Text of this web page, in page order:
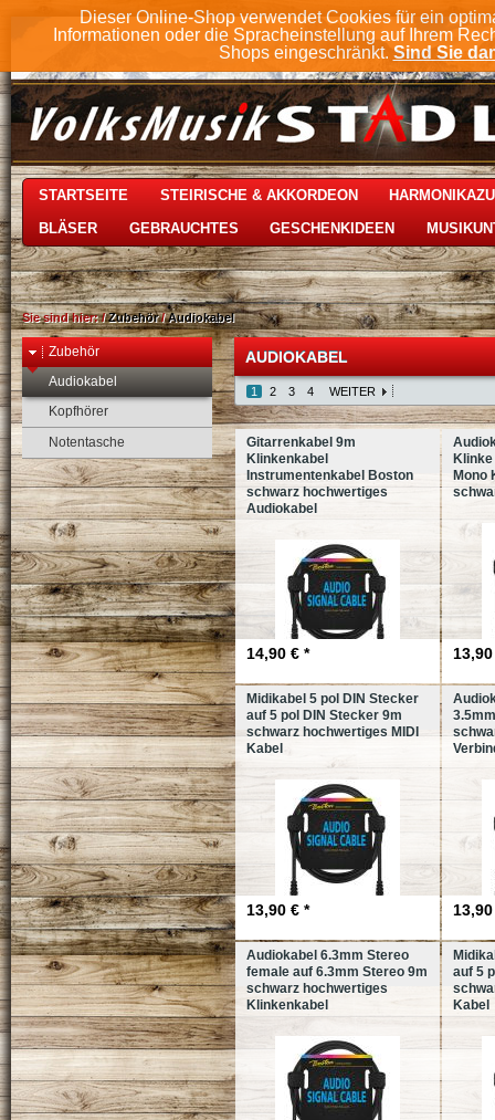
Dieser Online-Shop verwendet Cookies für ein
Informationen oder die Spracheinstellung auf Ihrem
Shops eingeschränkt. Sind Sie
STARTSEITE STEIRISCHE & AKKORDEON
BLÄSER GEBRAUCHTES GESCHENKIDEEN
Sie sind hier:/Zubehör/Audiokabel
Zubehör
Audiokabel
Kopfhörer
Notentasche
AUDIOKABEL
1 2 3 4 WEITER
Gitarrenkabel 9m
Klinkenkabel
Instrumentenkabel Boston
schwarz hochwertiges
Audiokabel
14,90 € *
Mono
Midikabel 5 pol DIN Stecker
auf 5 pol DIN Stecker 9m
schwarz hochwertiges MIDI
Kabel
13,90 € *
Audiokabel 6.3mm Stereo
female auf 6.3mm Stereo 9m
schwarz hochwertiges
Klinkenkabel
auf 5
Kabel